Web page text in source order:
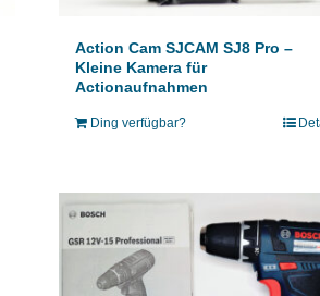
Action Cam SJCAM SJ8 Pro –
Kleine Kamera für
Actionaufnahmen
Ding verfügbar?